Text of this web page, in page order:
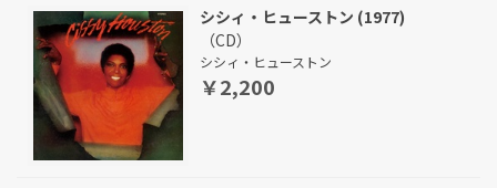
シシィ・ヒューストン (1977)
（CD）
シシィ・ヒューストン
￥2,200